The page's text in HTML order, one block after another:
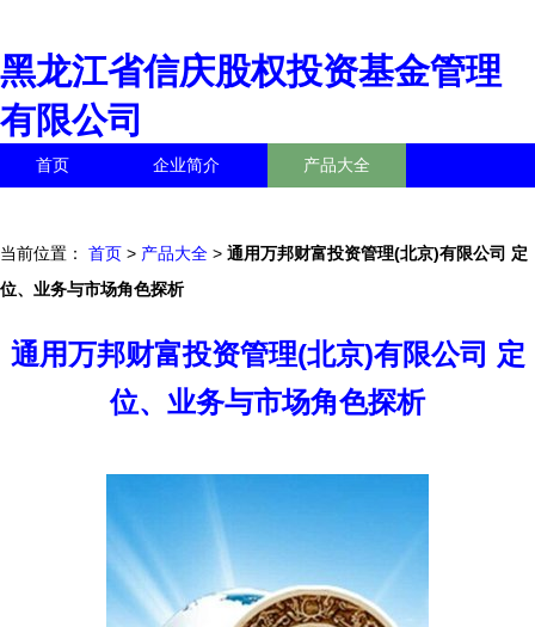
黑龙江省信庆股权投资基金管理
有限公司
首页 企业简介 产品大全
当前位置： 首页 > 产品大全 > 通用万邦财富投资管理(北京)有限公司 定
位、业务与市场角色探析
通用万邦财富投资管理(北京)有限公司 定
位、业务与市场角色探析